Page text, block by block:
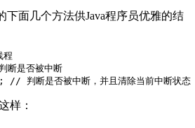
下面几个方法供Java程序员优雅的结
否被中断
是否被中断，并且清除当前中断状态
样：